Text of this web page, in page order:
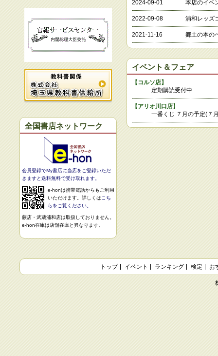
全国書店ネットワーク
会員登録でMy書店に当店をご登録いただ
きますと送料無料で受け取れます。
e-honは携帯電話からもご利用
いただけます。詳しくは こち
らをご覧ください。
蕨店・武蔵浦和店は取扱しておりません。
e-hon在庫は店舗在庫と異なります。
2024-09-01 本店のイベ
2022-09-08 浦和レッズ
2021-11-16 郷土の本の
イベント＆フェア
【コルソ店】
定期購読受付中
【アリオ川口店】
一番くじ ７月の予定(７
トップ イベント ランキング 検定 お